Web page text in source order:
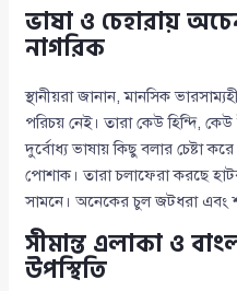
ভাষা ও চেহারায়
নাগরিক
স্থানীয়রা জানান, মানসিক
পরিচয় নেই। তারা কেউ হিন্দি,
দুর্বোধ্য ভাষায় কিছু বলার চেষ্টা
পোশাক। তারা চলাফেরা করছে
সামনে। অনেকের চুল জটধরা এবং
সীমান্ত এলাকা ও
উপস্থিতি